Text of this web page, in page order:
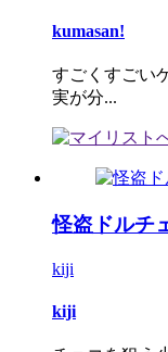
kumasan!
すごくすごい
実が分...
怪盗ドルチ
kiji
kiji